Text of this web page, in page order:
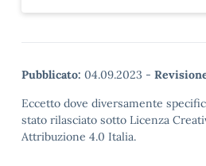
Pubblicato: 04.09.2023 -
Eccetto dove diversamente
stato rilasciato sotto Licenza
Attribuzione 4.0 Italia.